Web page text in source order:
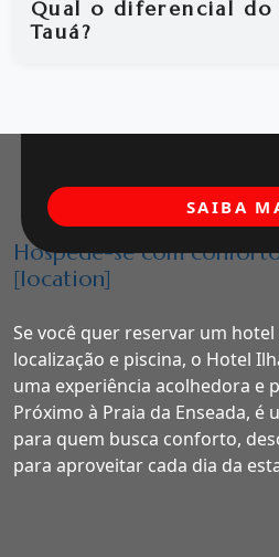
Qual o diferencial do
Tauá?
Hospede-se com
[location]
Se você quer reservar um hotel
localização e piscina, o Hotel
uma experiência acolhedora e
Próximo à Praia da Enseada, é
para quem busca conforto,
para aproveitar cada dia da
SAIBA